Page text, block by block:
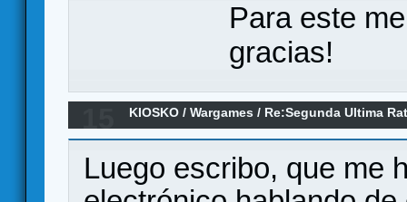
Para este
gracias!
KIOSKO /Wargames / Re:Segunda Ultima
Luego escribo, que me